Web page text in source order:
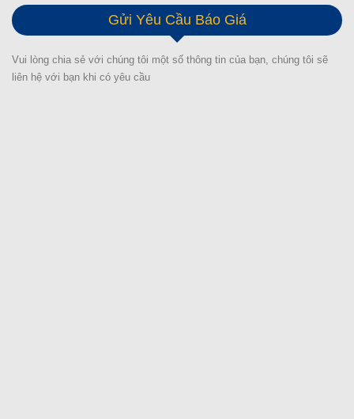
Gửi Yêu Cầu Báo Giá
Vui lòng chia sẻ với chúng tôi một số thông tin của bạn, chúng tôi sẽ
liên hệ với bạn khi có yêu cầu